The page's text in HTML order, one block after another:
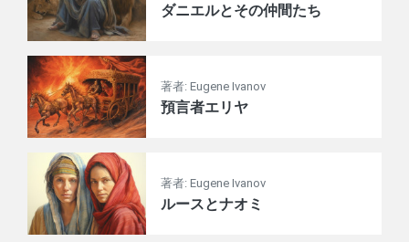
ダニエルとその仲間たち
著者: Eugene Ivanov
預言者エリヤ
著者: Eugene Ivanov
ルースとナオミ